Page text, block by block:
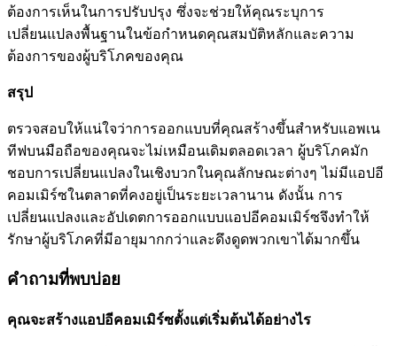
ต้องการเห็นในการปรับปรุง ซึ่งจะช่วยให้คุณระบุการ
เปลี่ยนแปลงพื้นฐานในข้อกำหนดคุณสมบัติหลักและความ
ต้องการของผู้บริโภคของคุณ
สรุป
ตรวจสอบให้แน่ใจว่าการออกแบบที่คุณสร้างขึ้นสำหรับแอพเน
ทีฟบนมือถือของคุณจะไม่เหมือนเดิมตลอดเวลา ผู้บริโภคมัก
ชอบการเปลี่ยนแปลงในเชิงบวกในคุณลักษณะต่างๆ ไม่มีแอปอี
คอมเมิร์ซในตลาดที่คงอยู่เป็นระยะเวลานาน ดังนั้น การ
เปลี่ยนแปลงและอัปเดตการออกแบบแอปอีคอมเมิร์ซจึงทำให้
รักษาผู้บริโภคที่มีอายุมากกว่าและดึงดูดพวกเขาได้มากขึ้น
คำถามที่พบบ่อย
คุณจะสร้างแอปอีคอมเมิร์ซตั้งแต่เริ่มต้นได้อย่างไร